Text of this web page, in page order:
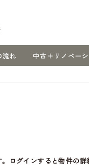
流れ 中古＋リノベー
ログインすると物件の詳